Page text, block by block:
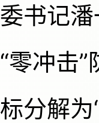
委书记
“零冲击
标分解